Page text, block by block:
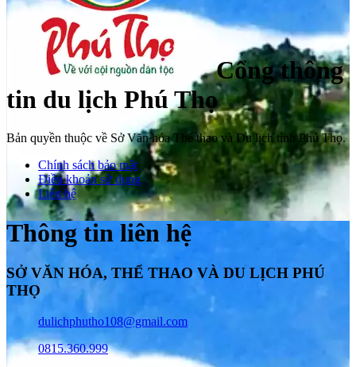
Cổng thông
tin du lịch Phú Thọ
Bản quyền thuộc về Sở Văn hóa Thể thao và Du lịch tỉnh Phú Thọ.
Chính sách bảo mật
Điều khoản sử dụng
Liên hệ
Thông tin liên hệ
SỞ VĂN HÓA, THỂ THAO VÀ DU LỊCH PHÚ
THỌ
dulichphutho108@gmail.com
0815.360.999